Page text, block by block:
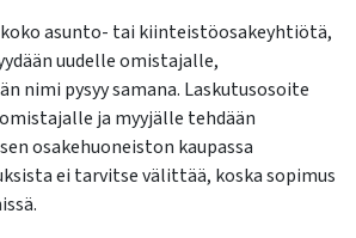
koko asunto- tai kiinteistöosakeyhtiötä,
uudelle omistajalle,
nimi pysyy samana. Laskutusosoite
ja myyjälle tehdään
osakehuoneiston kaupassa
ei tarvitse välittää, koska sopimus